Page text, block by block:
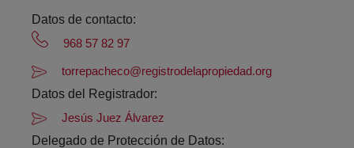
Datos de contacto:
968 57 82 97
torrepacheco@registrodelapropiedad.org
Datos del Registrador:
Jesús Juez Álvarez
Delegado de Protección de Datos: